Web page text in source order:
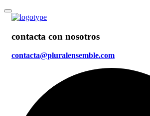
contacta con nosotros
contacta@pluralensemble.com